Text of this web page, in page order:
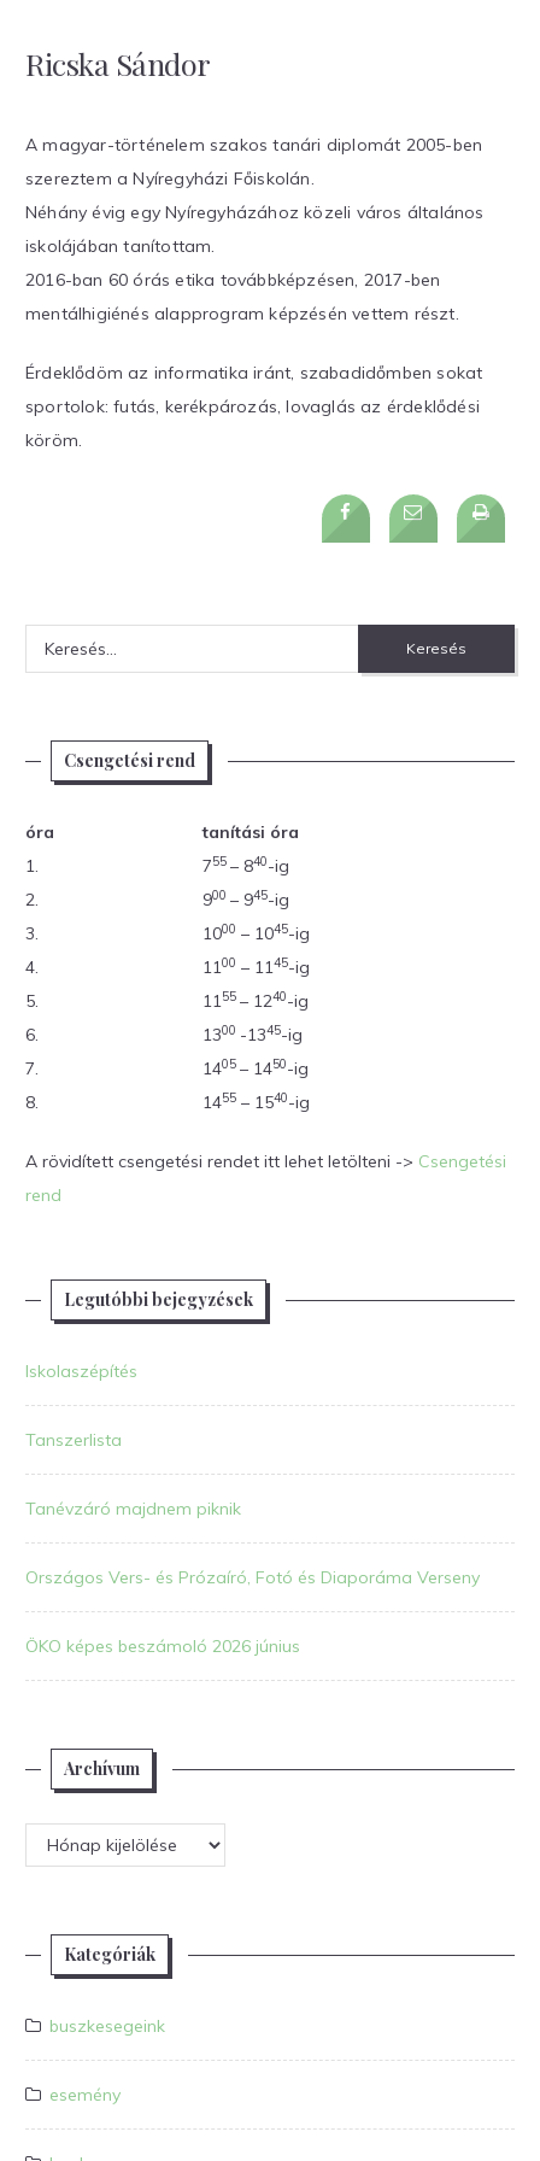
Ricska Sándor
A magyar-történelem szakos tanári diplomát 2005-ben
szereztem a Nyíregyházi Főiskolán.
Néhány évig egy Nyíregyházához közeli város általános
iskolájában tanítottam.
2016-ban 60 órás etika továbbképzésen, 2017-ben
mentálhigiénés alapprogram képzésén vettem részt.
Érdeklődöm az informatika iránt, szabadidőmben sokat
sportolok: futás, kerékpározás, lovaglás az érdeklődési
köröm.
Keresés:
Csengetési rend
óra
tanítási óra
1.
755 – 840-ig
2.
900 – 945-ig
3.
1000 – 1045-ig
4.
1100 – 1145-ig
5.
1155 – 1240-ig
6.
1300 -1345-ig
7.
1405 – 1450-ig
8.
1455 – 1540-ig
A rövidített csengetési rendet itt lehet letölteni -> Csengetési
rend
Legutóbbi bejegyzések
Iskolaszépítés
Tanszerlista
Tanévzáró majdnem piknik
Országos Vers- és Prózaíró, Fotó és Diaporáma Verseny
ÖKO képes beszámoló 2026 június
Archívum
Archívum
Kategóriák
buszkesegeink
esemény